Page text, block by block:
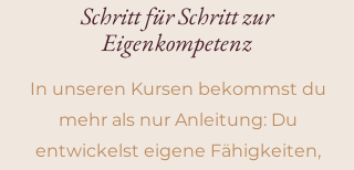
Schritt für Schritt zur
Eigenkompetenz
In unseren Kursen bekommst du
mehr als nur Anleitung: Du
entwickelst eigene Fähigkeiten,